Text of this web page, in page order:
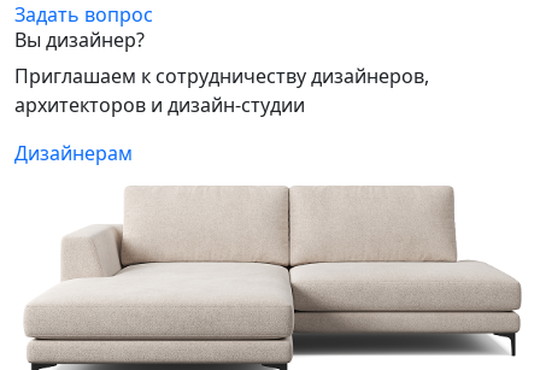
Задать вопрос
Вы дизайнер?
Приглашаем к сотрудничеству дизайнеров,
архитекторов и дизайн-студии
Дизайнерам